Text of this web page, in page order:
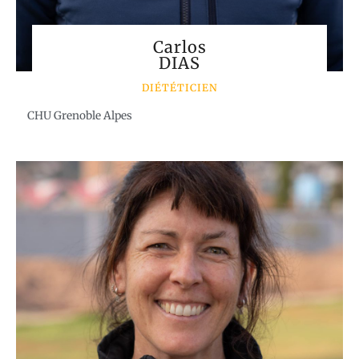
Carlos
DIAS
DIÉTÉTICIEN
CHU Grenoble Alpes